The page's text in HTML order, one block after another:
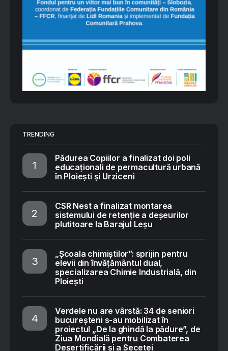
TRENDING
Pădurea Copiilor a finalizat doi poli
educaționali de permacultură urbană
în Ploiești și Urziceni
CSR Nest a finalizat montarea
sistemului de retenție a deșeurilor
plutitoare la Barajul Leșu
„Școala chimiștilor”: sprijin pentru
elevii din învățământul dual,
specializarea Chimie Industrială, din
Ploiești
Verdele nu are vârstă: 34 de seniori
bucureșteni s-au mobilizat în
proiectul „De la ghindă la pădure”, de
Ziua Mondială pentru Combaterea
Deșertificării și a Secetei